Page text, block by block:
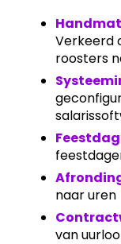
Verkeerd
roosters
naar uren
van